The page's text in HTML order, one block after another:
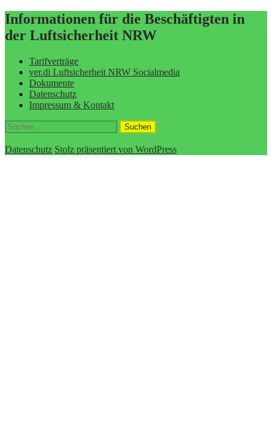
Informationen für die Beschäftigten in
der Luftsicherheit NRW
Tarifverträge
ver.di Luftsicherheit NRW Socialmedia
Dokumente
Datenschutz
Impressum & Kontakt
Suchen
nach:
Datenschutz Stolz präsentiert von WordPress